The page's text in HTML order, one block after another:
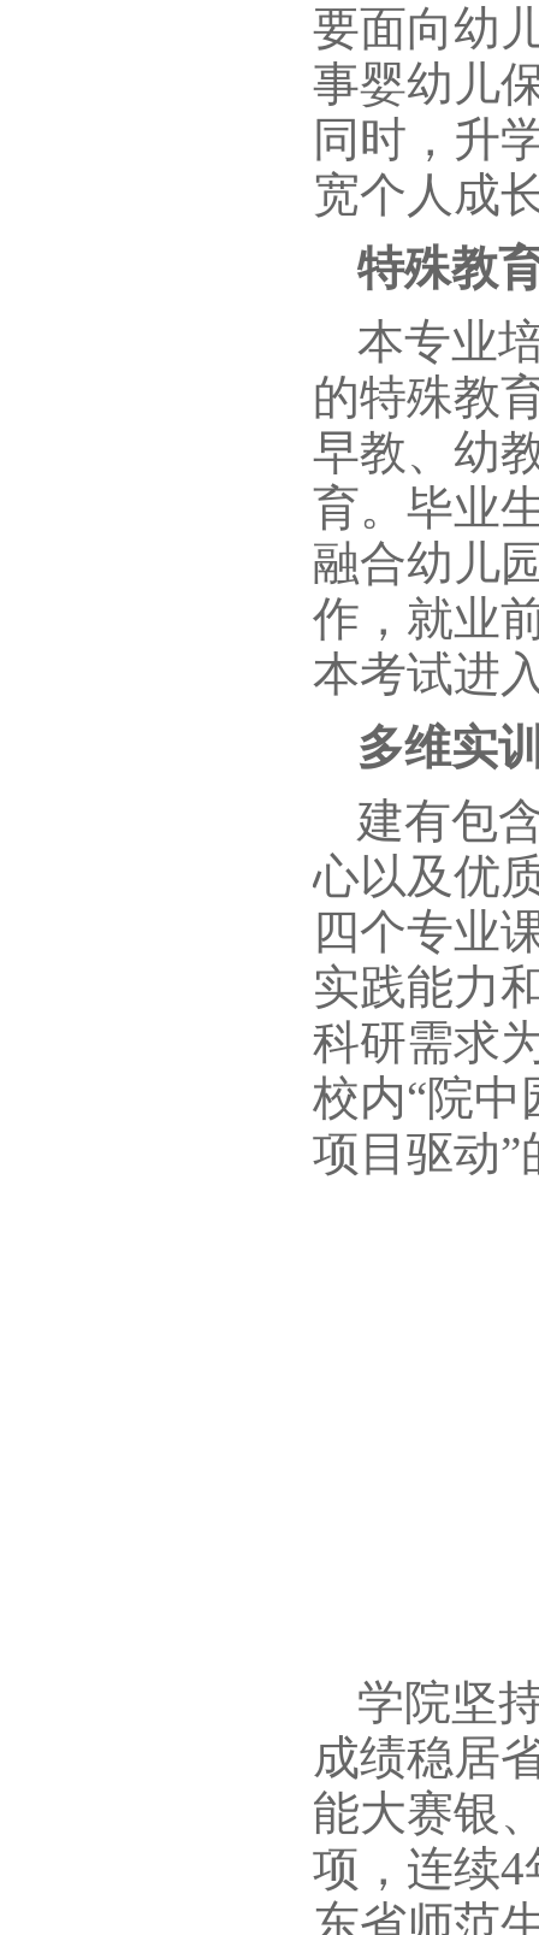
要面向幼
事婴幼儿
同时，升
宽个人成
特殊教
本专业
的特殊教
早教、幼
育。毕业
融合幼儿
作，就业
本考试进
多维实
建有包
心以及优
四个专业
实践能力
科研需求
校内“院中
项目驱动”
学院坚
成绩稳居
能大赛银
项，连续
东省师范